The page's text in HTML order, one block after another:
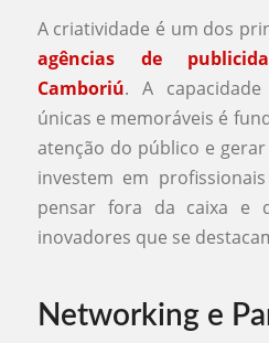
A criatividade é um dos
agências de
Camboriú. A
únicas e memoráveis é
atenção do público e
investem em
pensar fora da caixa e
inovadores que se
Networking e